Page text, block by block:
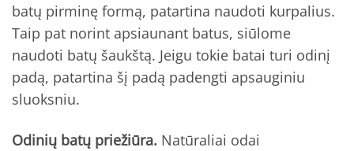
batų pirminę formą, patartina naudoti kurpalius.
Taip pat norint apsiaunant batus, siūlome
naudoti batų šaukštą. Jeigu tokie batai turi odinį
padą, patartina šį padą padengti apsauginiu
sluoksniu.
Odinių batų priežiūra. Natūraliai odai